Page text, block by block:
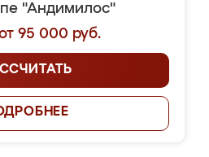
"Андимилос"
95 000 руб.